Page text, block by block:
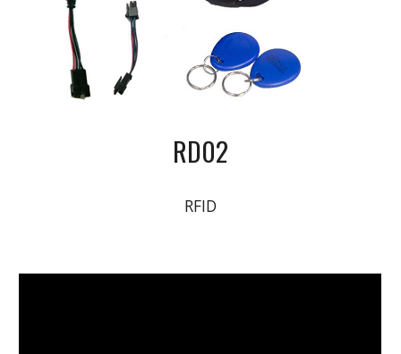
RD02
RFID